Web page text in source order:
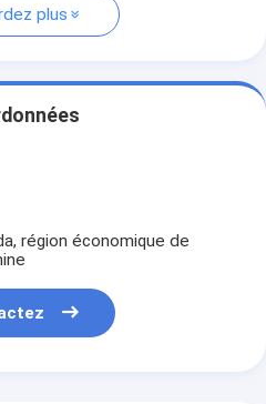
plus
région économique de